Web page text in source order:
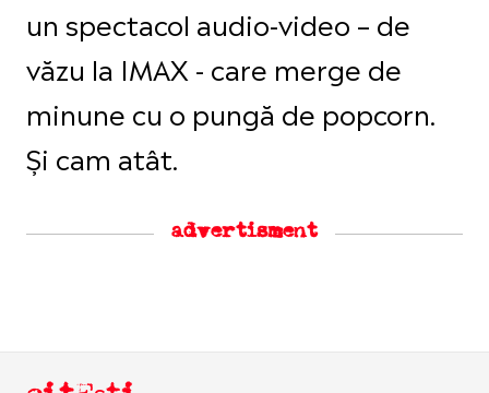
un spectacol audio-video – de
văzu la IMAX - care merge de
minune cu o pungă de popcorn.
Și cam atât.
advertisment